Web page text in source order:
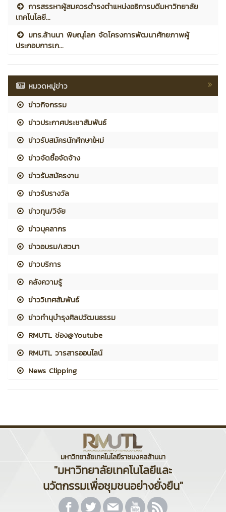
การสรรหาผู้สมควรดำรงตำแหน่งอธิการบดีมหาวิทยาลัย
เทคโนโลยี...
มทร.ล้านนา พิษณุโลก จัดโครงการพัฒนาศักยภาพผู้
ประกอบการเก...
หมวดหมู่ข่าว
ข่าวกิจกรรม
ข่าวประกาศประชาสัมพันธ์
ข่าวรับสมัครนักศึกษาใหม่
ข่าวจัดซื้อจัดจ้าง
ข่าวรับสมัครงาน
ข่าวรับรางวัล
ข่าวทุน/วิจัย
ข่าวบุคลากร
ข่าวอบรม/เสวนา
ข่าวบริการ
คลังความรู้
ข่าววิเทศสัมพันธ์
ข่าวทำนุบำรุงศิลปวัฒนธรรม
RMUTL ช่อง@Youtube
RMUTL วารสารออนไลน์
News Clipping
มหาวิทยาลัยเทคโนโลยีราชมงคลล้านนา
"มหาวิทยาลัยเทคโนโลยีและ
นวัตกรรมเพื่อชุมชนอย่างยั่งยืน"